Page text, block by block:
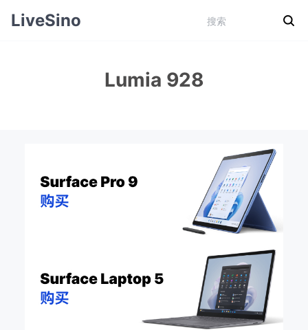
LiveSino
Lumia 928